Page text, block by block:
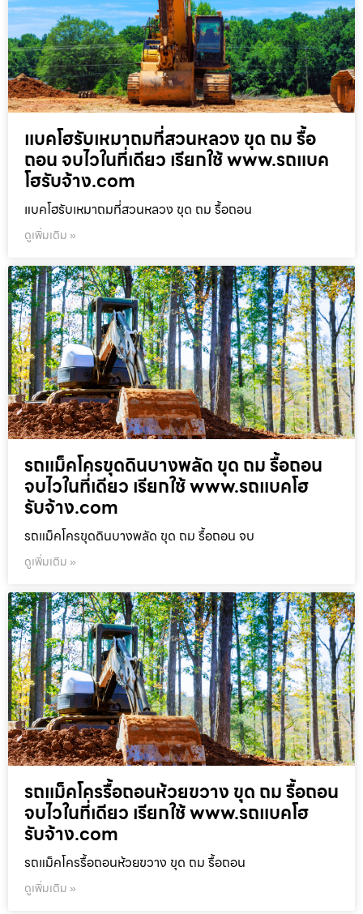
แบคโฮรับเหมาถมที่สวนหลวง ขุด ถม รื้อ
ถอน จบไวในที่เดียว เรียกใช้ www.รถแบค
โฮรับจ้าง.com
แบคโฮรับเหมาถมที่สวนหลวง ขุด ถม รื้อถอน
ดูเพิ่มเติม »
รถแม็คโครขุดดินบางพลัด ขุด ถม รื้อถอน
จบไวในที่เดียว เรียกใช้ www.รถแบคโฮ
รับจ้าง.com
รถแม็คโครขุดดินบางพลัด ขุด ถม รื้อถอน จบ
ดูเพิ่มเติม »
รถแม็คโครรื้อถอนห้วยขวาง ขุด ถม รื้อถอน
จบไวในที่เดียว เรียกใช้ www.รถแบคโฮ
รับจ้าง.com
รถแม็คโครรื้อถอนห้วยขวาง ขุด ถม รื้อถอน
ดูเพิ่มเติม »